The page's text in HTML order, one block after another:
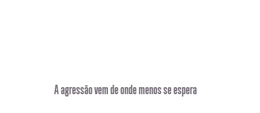
A agressão vem de onde menos se espera